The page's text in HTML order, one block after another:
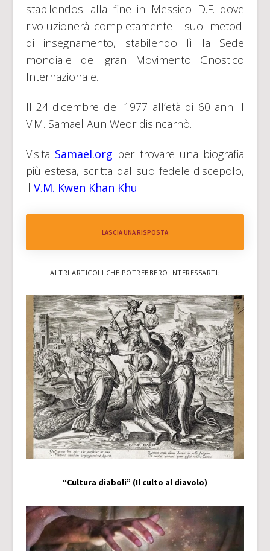
stabilendosi alla fine in Messico D.F. dove
rivoluzionerà completamente i suoi metodi
di insegnamento, stabilendo lì la Sede
mondiale del gran Movimento Gnostico
Internazionale.
Il 24 dicembre del 1977 all’età di 60 anni il
V.M. Samael Aun Weor disincarnò.
Visita Samael.org per trovare una biografia
più estesa, scritta dal suo fedele discepolo,
il V.M. Kwen Khan Khu
LASCIA UNA RISPOSTA
ALTRI ARTICOLI CHE POTREBBERO INTERESSARTI:
“Cultura diaboli” (Il culto al diavolo)